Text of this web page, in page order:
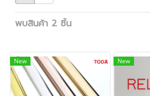
พบสินค้า 2 ชิ้น
New New